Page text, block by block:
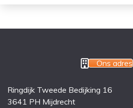
Ons adres
Ringdijk Tweede Bedijking 16
3641 PH Mijdrecht